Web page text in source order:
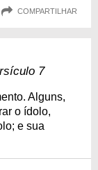
COMPARTILHAR
7
Alguns,
o ídolo,
e sua